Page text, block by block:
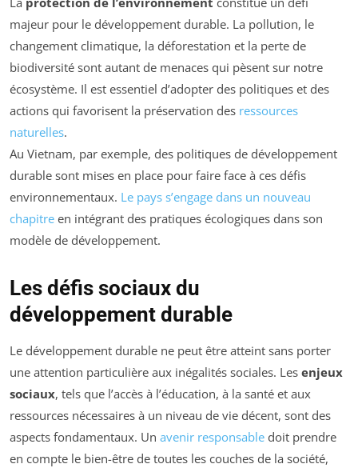
majeur pour le développement durable. La pollution, le
changement climatique, la déforestation et la perte de
biodiversité sont autant de menaces qui pèsent sur notre
écosystème. Il est essentiel d’adopter des politiques et des
actions qui favorisent la préservation des ressources
naturelles.
Au Vietnam, par exemple, des politiques de développement
durable sont mises en place pour faire face à ces défis
environnementaux. Le pays s’engage dans un nouveau
chapitre en intégrant des pratiques écologiques dans son
modèle de développement.
Les défis sociaux du
développement durable
Le développement durable ne peut être atteint sans porter
une attention particulière aux inégalités sociales. Les enjeux
sociaux, tels que l’accès à l’éducation, à la santé et aux
ressources nécessaires à un niveau de vie décent, sont des
aspects fondamentaux. Un avenir responsable doit prendre
en compte le bien-être de toutes les couches de la société,